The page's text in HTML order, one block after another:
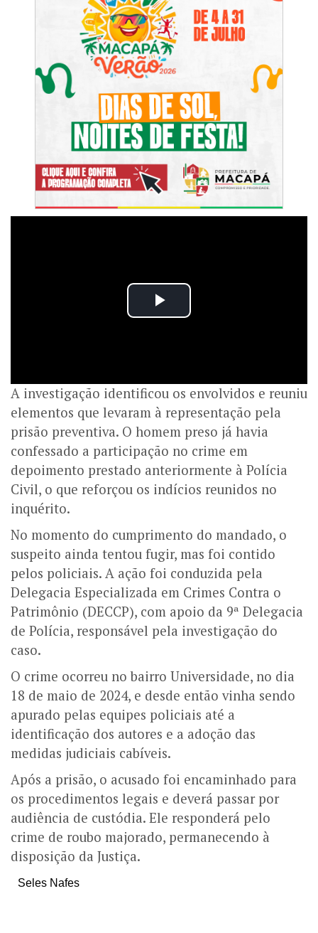
A investigação identificou os envolvidos e reuniu
elementos que levaram à representação pela
prisão preventiva. O homem preso já havia
confessado a participação no crime em
depoimento prestado anteriormente à Polícia
Civil, o que reforçou os indícios reunidos no
inquérito.
No momento do cumprimento do mandado, o
suspeito ainda tentou fugir, mas foi contido
pelos policiais. A ação foi conduzida pela
Delegacia Especializada em Crimes Contra o
Patrimônio (DECCP), com apoio da 9ª Delegacia
de Polícia, responsável pela investigação do
caso.
O crime ocorreu no bairro Universidade, no dia
18 de maio de 2024, e desde então vinha sendo
apurado pelas equipes policiais até a
identificação dos autores e a adoção das
medidas judiciais cabíveis.
Após a prisão, o acusado foi encaminhado para
os procedimentos legais e deverá passar por
audiência de custódia. Ele responderá pelo
crime de roubo majorado, permanecendo à
disposição da Justiça.
Seles Nafes